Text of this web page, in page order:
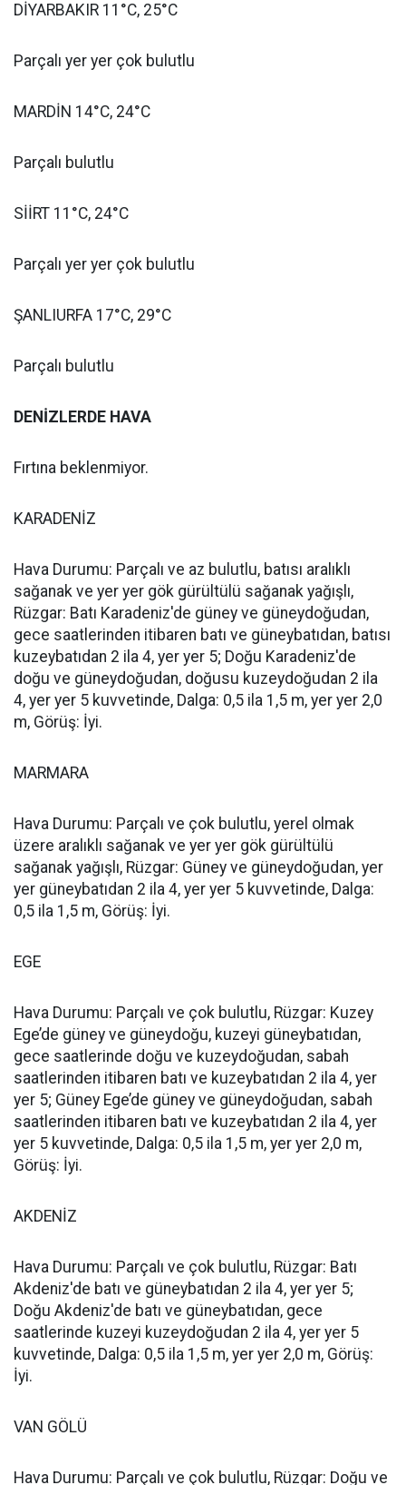
DİYARBAKIR 11°C, 25°C
Parçalı yer yer çok bulutlu
MARDİN 14°C, 24°C
Parçalı bulutlu
SİİRT 11°C, 24°C
Parçalı yer yer çok bulutlu
ŞANLIURFA 17°C, 29°C
Parçalı bulutlu
DENİZLERDE HAVA
Fırtına beklenmiyor.
KARADENİZ
Hava Durumu: Parçalı ve az bulutlu, batısı aralıklı
sağanak ve yer yer gök gürültülü sağanak yağışlı,
Rüzgar: Batı Karadeniz'de güney ve güneydoğudan,
gece saatlerinden itibaren batı ve güneybatıdan, batısı
kuzeybatıdan 2 ila 4, yer yer 5; Doğu Karadeniz'de
doğu ve güneydoğudan, doğusu kuzeydoğudan 2 ila
4, yer yer 5 kuvvetinde, Dalga: 0,5 ila 1,5 m, yer yer 2,0
m, Görüş: İyi.
MARMARA
Hava Durumu: Parçalı ve çok bulutlu, yerel olmak
üzere aralıklı sağanak ve yer yer gök gürültülü
sağanak yağışlı, Rüzgar: Güney ve güneydoğudan, yer
yer güneybatıdan 2 ila 4, yer yer 5 kuvvetinde, Dalga:
0,5 ila 1,5 m, Görüş: İyi.
EGE
Hava Durumu: Parçalı ve çok bulutlu, Rüzgar: Kuzey
Ege’de güney ve güneydoğu, kuzeyi güneybatıdan,
gece saatlerinde doğu ve kuzeydoğudan, sabah
saatlerinden itibaren batı ve kuzeybatıdan 2 ila 4, yer
yer 5; Güney Ege’de güney ve güneydoğudan, sabah
saatlerinden itibaren batı ve kuzeybatıdan 2 ila 4, yer
yer 5 kuvvetinde, Dalga: 0,5 ila 1,5 m, yer yer 2,0 m,
Görüş: İyi.
AKDENİZ
Hava Durumu: Parçalı ve çok bulutlu, Rüzgar: Batı
Akdeniz'de batı ve güneybatıdan 2 ila 4, yer yer 5;
Doğu Akdeniz'de batı ve güneybatıdan, gece
saatlerinde kuzeyi kuzeydoğudan 2 ila 4, yer yer 5
kuvvetinde, Dalga: 0,5 ila 1,5 m, yer yer 2,0 m, Görüş:
İyi.
VAN GÖLÜ
Hava Durumu: Parçalı ve çok bulutlu, Rüzgar: Doğu ve